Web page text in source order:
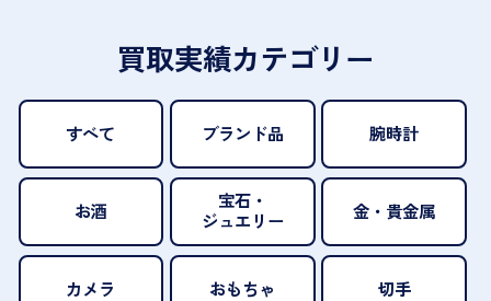
買取実績カテゴリー
すべて ブランド品 腕時計
お酒
宝石・
ジュエリー
金・貴金属
カメラ おもちゃ 切手